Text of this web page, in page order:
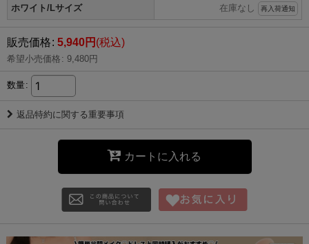
ホワイト/Lサイズ 在庫なし 再入荷通知
販売価格: 5,940円 (税込)
希望小売価格 : 9,480円
数量:
返品特約に関する重要事項
カートに入れる